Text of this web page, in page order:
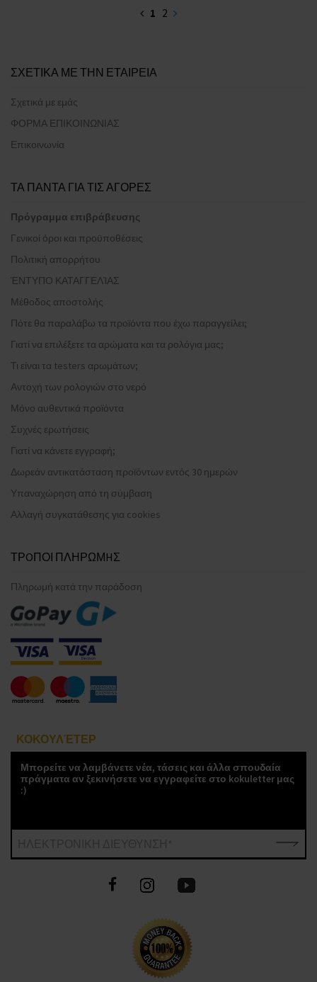
1 2
ΣΧΕΤΙΚΑ ΜΕ ΤΗΝ ΕΤΑΙΡΕΙΑ
Σχετικά με εμάς
ΦΟΡΜΑ ΕΠΙΚΟΙΝΩΝΙΑΣ
Επικοινωνία
ΤΑ ΠΑΝΤΑ ΓΙΑ ΤΙΣ ΑΓΟΡΕΣ
Πρόγραμμα επιβράβευσης
Γενικοί όροι και προϋποθέσεις
Πολιτική απορρήτου
ΈΝΤΥΠΟ ΚΑΤΑΓΓΕΛΊΑΣ
Μέθοδος αποστολής
Πότε θα παραλάβω τα προϊόντα που έχω παραγγείλει;
Γιατί να επιλέξετε τα αρώματα και τα ρολόγια μας;
Τι είναι τα testers αρωμάτων;
Αντοχή των ρολογιών στο νερό
Μόνο αυθεντικά προϊόντα
Συχνές ερωτήσεις
Γιατί να κάνετε εγγραφή;
Δωρεάν αντικατάσταση προϊόντων εντός 30 ημερών
Υπαναχώρηση από τη σύμβαση
Αλλαγή συγκατάθεσης για cookies
ΤΡOΠΟΙ ΠΛΗΡΩΜHΣ
Πληρωμή κατά την παράδοση
ΚΟΚΟΥΛΈΤΕΡ
Μπορείτε να λαμβάνετε νέα, τάσεις και άλλα σπουδαία
πράγματα αν ξεκινήσετε να εγγραφείτε στο kokuletter μας
:)